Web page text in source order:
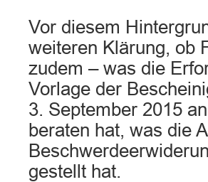
Vor diesem
weiteren Klärung, ob
zudem – was die
Vorlage der
3. September 2015
beraten hat, was die
gestellt hat.